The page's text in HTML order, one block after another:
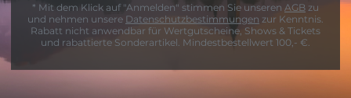
* Mit dem Klick auf "Anmelden" stimmen Sie unseren AGB zu
und nehmen unsere Datenschutzbestimmungen zur Kenntnis.
Rabatt nicht anwendbar für Wertgutscheine, Shows & Tickets
und rabattierte Sonderartikel. Mindestbestellwert 100,- €.